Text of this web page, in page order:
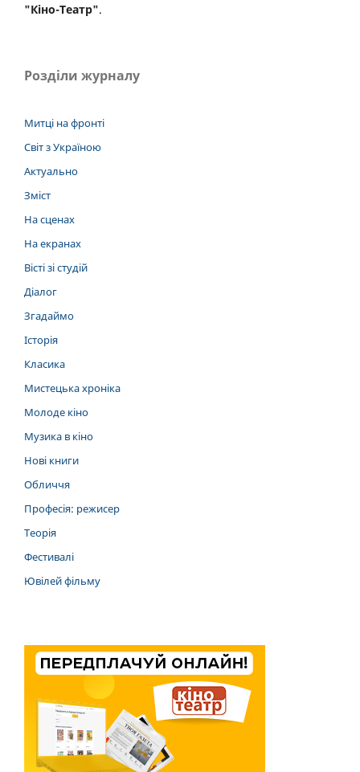
"Кіно-Театр".
Розділи журналу
Митці на фронті
Світ з Україною
Актуально
Зміст
На сценах
На екранах
Вісті зі студій
Діалог
Згадаймо
Історія
Класика
Мистецька хроніка
Молоде кіно
Музика в кіно
Нові книги
Обличчя
Професія: режисер
Теорія
Фестивалі
Ювілей фільму